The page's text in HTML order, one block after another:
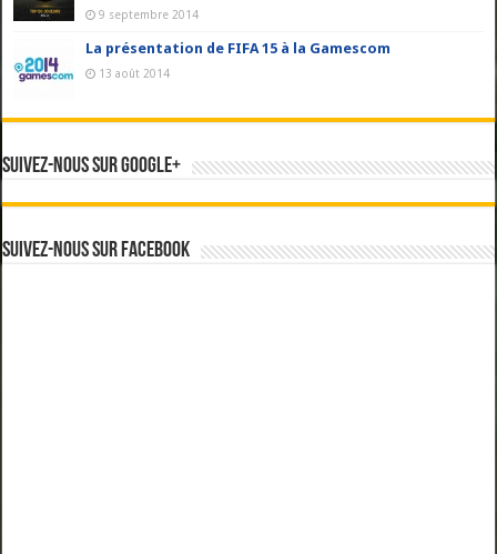
9 septembre 2014
La présentation de FIFA 15 à la Gamescom
13 août 2014
Suivez-nous sur Google+
Suivez-nous sur Facebook